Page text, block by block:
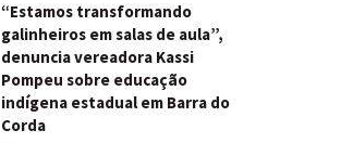
“Estamos transformando
galinheiros em salas de aula”,
denuncia vereadora Kassi
Pompeu sobre educação
indígena estadual em Barra do
Corda